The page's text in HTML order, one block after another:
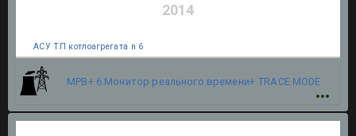
2014
АСУ ТП котлоагрегата n 6
МРВ+ 6.Монитор реального времени+ TRACE MODE